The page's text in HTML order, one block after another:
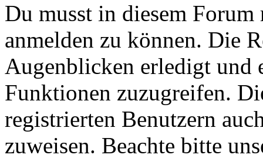
Du musst in diesem
anmelden zu können. Die
Augenblicken erledigt und
Funktionen zuzugreifen.
registrierten Benutzern
zuweisen. Beachte bitte